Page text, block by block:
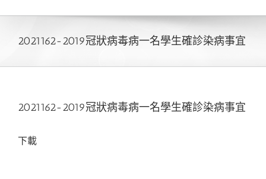
2021162-2019冠狀病毒病一名學生確診染病事宜
2021162-2019冠狀病毒病一名學生確診染病事宜
下載